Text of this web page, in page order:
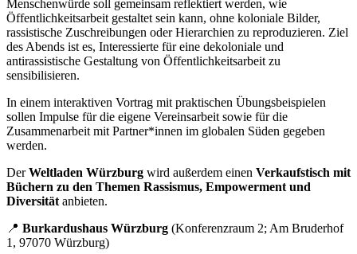
Menschenwürde soll gemeinsam reflektiert werden, wie
Öffentlichkeitsarbeit gestaltet sein kann, ohne koloniale Bilder,
rassistische Zuschreibungen oder Hierarchien zu reproduzieren. Ziel
des Abends ist es, Interessierte für eine dekoloniale und
antirassistische Gestaltung von Öffentlichkeitsarbeit zu
sensibilisieren.
In einem interaktiven Vortrag mit praktischen Übungsbeispielen
sollen Impulse für die eigene Vereinsarbeit sowie für die
Zusammenarbeit mit Partner*innen im globalen Süden gegeben
werden.
DerWeltladen Würzburg wird außerdem einen Verkaufstisch mit
Büchern zu den Themen Rassismus, Empowerment und
Diversität anbieten.
📍 Burkardushaus Würzburg (Konferenzraum 2; Am Bruderhof
1, 97070 Würzburg)